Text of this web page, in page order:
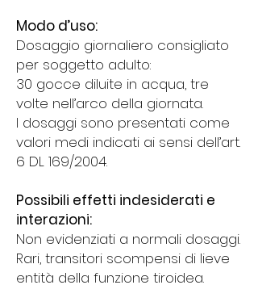
Modo d’uso:
Dosaggio giornaliero consigliato
per soggetto adulto:
30 gocce diluite in acqua, tre
volte nell’arco della giornata.
I dosaggi sono presentati come
valori medi indicati ai sensi dell’art.
6 DL 169/2004.
Possibili effetti indesiderati e
interazioni:
Non evidenziati a normali dosaggi.
Rari, transitori scompensi di lieve
entità della funzione tiroidea.